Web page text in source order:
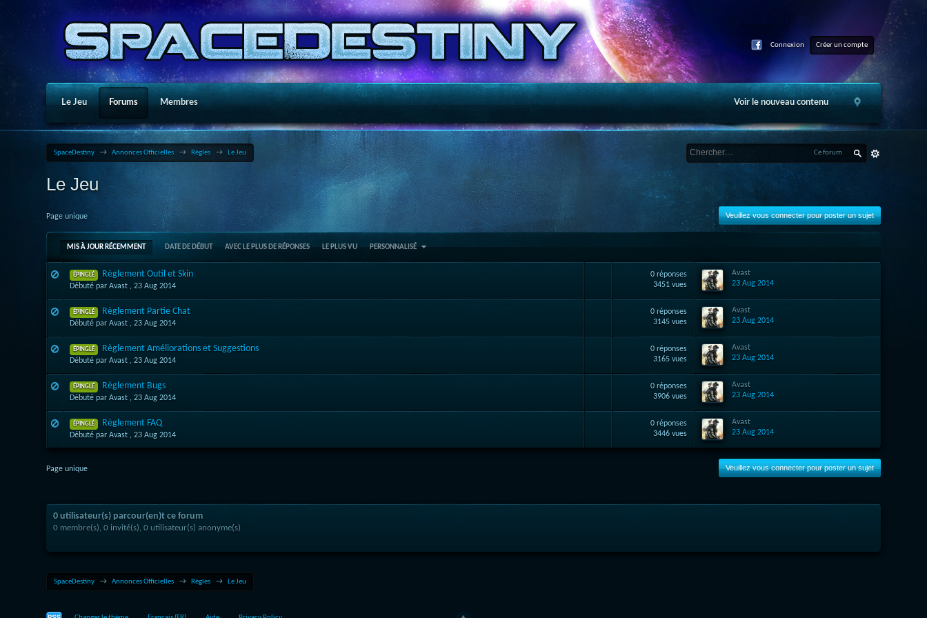
Connexion Créer un compte
Voir le nouveau contenu
Le Jeu Forums Membres
SpaceDestiny → Annonces Officielles → Règles → Le Jeu Ce forum
Le Jeu
Page unique Veuillez vous connecter pour poster un sujet
MIS À JOUR RÉCEMMENT DATE DE DÉBUT AVEC LE PLUS DE RÉPONSES LE PLUS VU PERSONNALISÉ
ÉPINGLÉ Règlement Outil et Skin
Débuté par Avast ,23 Aug 2014
0 réponses
3451 vues
Avast
23 Aug 2014
ÉPINGLÉ Règlement Partie Chat
Débuté par Avast ,23 Aug 2014
0 réponses
3145 vues
Avast
23 Aug 2014
ÉPINGLÉ Règlement Améliorations et Suggestions
Débuté par Avast ,23 Aug 2014
0 réponses
3165 vues
Avast
23 Aug 2014
ÉPINGLÉ Règlement Bugs
Débuté par Avast ,23 Aug 2014
0 réponses
3906 vues
Avast
23 Aug 2014
ÉPINGLÉ Règlement FAQ
Débuté par Avast ,23 Aug 2014
0 réponses
3446 vues
Avast
23 Aug 2014
Page unique Veuillez vous connecter pour poster un sujet
0 utilisateur(s) parcour(en)t ce forum
0 membre(s), 0 invité(s), 0 utilisateur(s) anonyme(s)
SpaceDestiny → Annonces Officielles → Règles → Le Jeu